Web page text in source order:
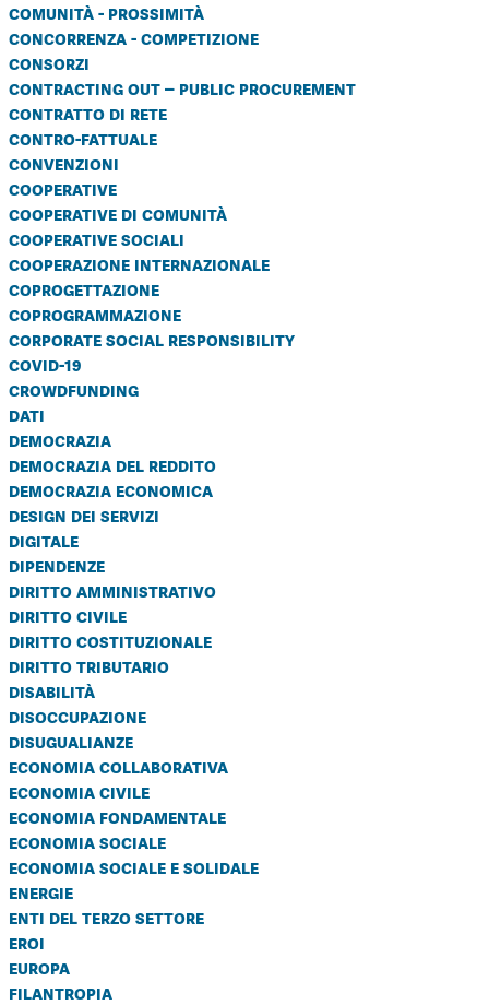
comunità - prossimità
concorrenza - competizione
consorzi
contracting out – public procurement
contratto di rete
contro-fattuale
convenzioni
cooperative
cooperative di comunità
cooperative sociali
cooperazione internazionale
coprogettazione
coprogrammazione
corporate social responsibility
covid-19
crowdfunding
dati
democrazia
democrazia del reddito
democrazia economica
design dei servizi
digitale
dipendenze
diritto amministrativo
diritto civile
diritto costituzionale
diritto tributario
disabilità
disoccupazione
disugualianze
economia collaborativa
economia civile
economia fondamentale
economia sociale
economia sociale e solidale
energie
enti del terzo settore
eroi
europa
filantropia